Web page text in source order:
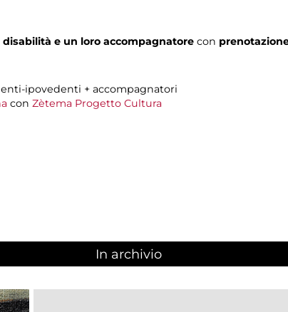
e un loro accompagnatore con
ipovedenti + accompagnatori
con Zètema Progetto Cultura
In archivio